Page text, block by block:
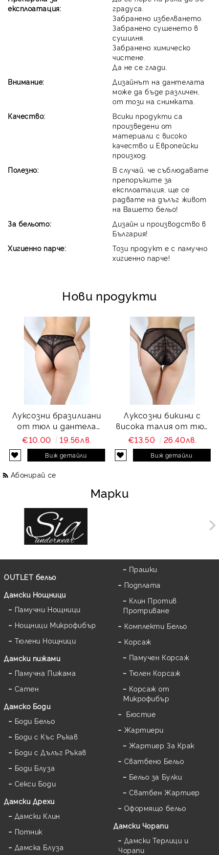
експлоатация:
градуса.
Забранено избелването.
Забранено сушенето в
сушилня.
Забранено химическо
чистене.
Да не се глади.
Внимание:
Дизайнът на дантелата
може да бъде различен,
от този на снимката.
Качество:
Всики продукти са
произведени от
материали с високо
качество и Европейски
произход.
Полезно:
В случай, че съблюдавате
препоръките за
експлоатация, ще се
радвате на дълъг живот
на Вашето бельо!
За бельото:
Дизайн и производство в
България!
Хигиенно парче:
Този продукт е с памучно
хигиенно парче!
Нови продукти
Луксозни бразилиани
от тюл и дантела
Charity
€10.00 19.56лв.
Виж детайли
Луксозни бикини с
висока талия от тюл
и дантела Charity
€13.50 26.40лв.
Виж детайли
Абонирай се
Марки
OUTLET бельо
Дамски Нощници
Памучни Нощници
Нощници Микрофибър
Тюлени Нощници
Дамски пижами
Памучна Пижама
Сатен
Дамскo Боди
Боди Бельо
Боди с Къс Ръкав
Боди с Дълъг Ръкав
Боди Блуза
Секси Боди
Дамски Дрехи
Дамски Клин
Потник
Дамска Блуза
Прашки
Подплата
Клин Против
Протриване
Комплекти Бельо
Корсаж
Памучен Корсаж
Тюлен Корсаж
Корсаж от
Микрофибър
Бюстие
Жартиери
Жартиер За Крак
Сватбено Бельо
Бельо за Булки
Сватбен Жартиер
Оформящо бельо
Дамски Чорапи
Дамски Терлици и
Чорапи